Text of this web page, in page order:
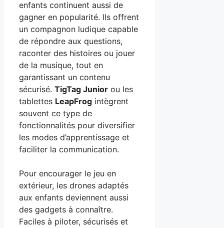
enfants continuent aussi de
gagner en popularité. Ils offrent
un compagnon ludique capable
de répondre aux questions,
raconter des histoires ou jouer
de la musique, tout en
garantissant un contenu
sécurisé. TigTag Junior ou les
tablettes LeapFrog intègrent
souvent ce type de
fonctionnalités pour diversifier
les modes d’apprentissage et
faciliter la communication.
Pour encourager le jeu en
extérieur, les drones adaptés
aux enfants deviennent aussi
des gadgets à connaître.
Faciles à piloter, sécurisés et